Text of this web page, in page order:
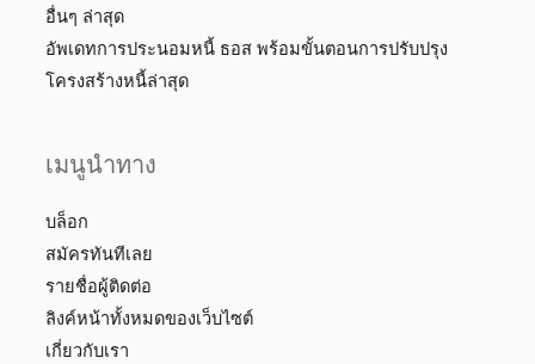
อื่นๆ ล่าสุด
อัพเดทการประนอมหนี้ ธอส พร้อมขั้นตอนการปรับปรุง
โครงสร้างหนี้ล่าสุด
เมนูนำทาง
บล็อก
สมัครทันทีเลย
รายชื่อผู้ติดต่อ
ลิงค์หน้าทั้งหมดของเว็บไซต์
เกี่ยวกับเรา